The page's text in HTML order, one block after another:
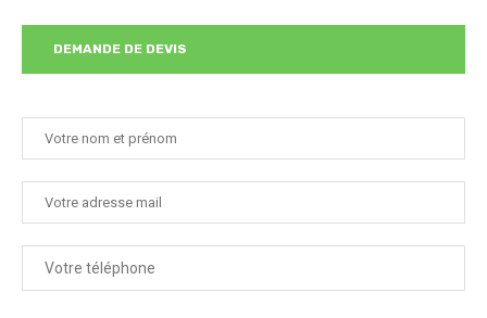
DEMANDE DE DEVIS